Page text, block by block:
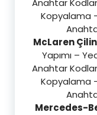
Anahtar
Kopyalama
McLaren
Yapımı –
Anahtar
Kopyalama
Mercedes-